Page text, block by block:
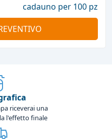
cadauno per 100 pz
riceverai una
l'effetto finale